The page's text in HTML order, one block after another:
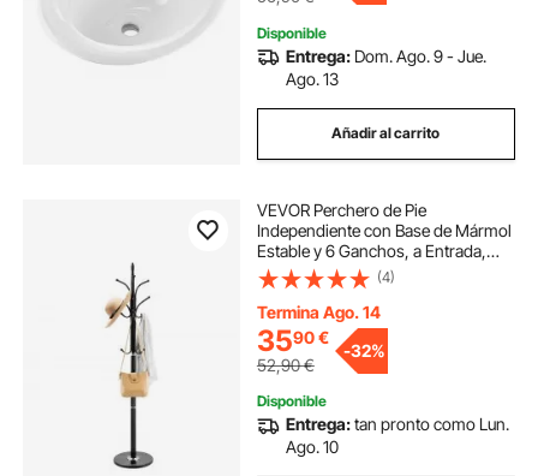
Disponible
Entrega: Dom. Ago. 9 - Jue.
Ago. 13
Añadir al carrito
VEVOR Perchero de Pie
Independiente con Base de Mármol
Estable y 6 Ganchos, a Entrada,
Dormitorio, Oficina y Sala de Estar,
Perchero Moderno para Abrigos,
Sombreros y Bolsos, 370 x 370 x
1800 mm
(4)
Termina Ago. 14
3590€
52,90€
-32%
Disponible
Entrega:tan pronto como Lun.
Ago. 10